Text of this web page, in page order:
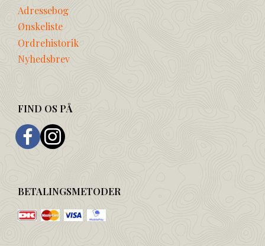
Adressebog
Ønskeliste
Ordrehistorik
Nyhedsbrev
FIND OS PÅ
BETALINGSMETODER